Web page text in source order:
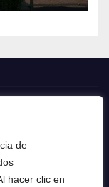
de
hacer clic en